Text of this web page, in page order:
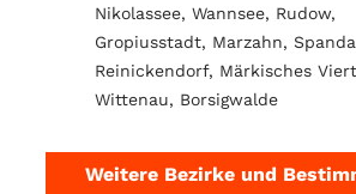
Nikolassee, Wannsee, Rudow,
Gropiusstadt, Marzahn,
Reinickendorf, Märkisches
Wittenau, Borsigwalde
Weitere Bezirke und